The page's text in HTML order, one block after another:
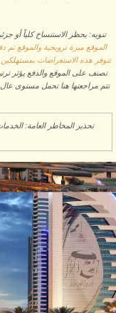
تنويه: يحظر الاستنساخ كلياً أو
الموقع ميزة ترويجية والموقع تم
تتوفر هذه الاستعراضات
تصنف على الموقع والدفع يؤثر
تتم مراجعتها هنا تحمل مستوى
تحذير المخاطر العامة: